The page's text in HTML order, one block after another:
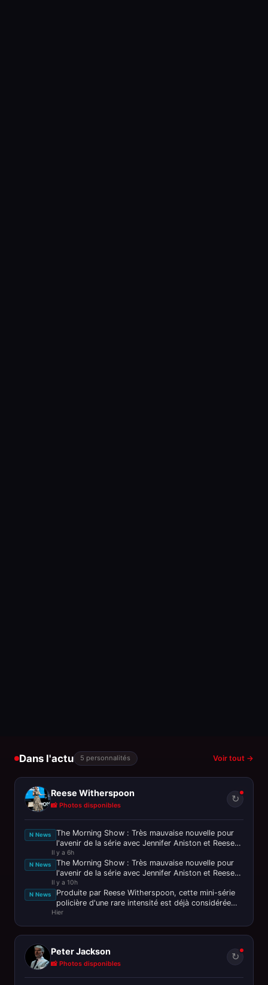
Dans l'actu 5 personnalités Voir tout →
Reese Witherspoon
📸 Photos disponibles
↻
N News
The Morning Show : Très mauvaise nouvelle pour
l'avenir de la série avec Jennifer Aniston et Reese
Witherspoon
Il y a 6h
N News
The Morning Show : Très mauvaise nouvelle pour
l'avenir de la série avec Jennifer Aniston et Reese
Witherspoon
Il y a 10h
N News
Produite par Reese Witherspoon, cette mini-série
policière d'une rare intensité est déjà considérée
comme le thriller de
Hier
Peter Jackson
📸 Photos disponibles
↻